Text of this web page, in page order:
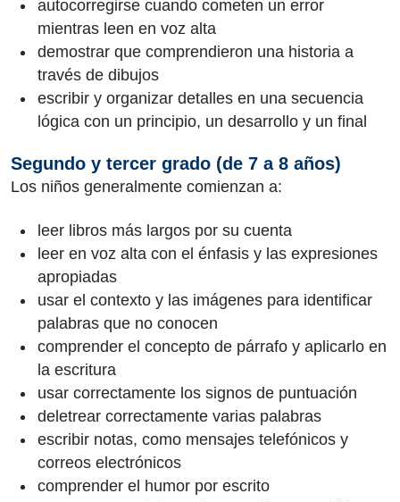
autocorregirse cuando cometen un error
mientras leen en voz alta
demostrar que comprendieron una historia a
través de dibujos
escribir y organizar detalles en una secuencia
lógica con un principio, un desarrollo y un final
Segundo y tercer grado (de 7 a 8 años)
Los niños generalmente comienzan a:
leer libros más largos por su cuenta
leer en voz alta con el énfasis y las expresiones
apropiadas
usar el contexto y las imágenes para identificar
palabras que no conocen
comprender el concepto de párrafo y aplicarlo en
la escritura
usar correctamente los signos de puntuación
deletrear correctamente varias palabras
escribir notas, como mensajes telefónicos y
correos electrónicos
comprender el humor por escrito